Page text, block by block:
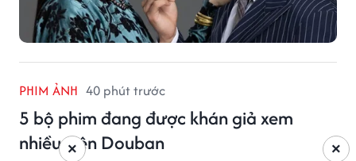
PHIM ẢNH 40 phút trước
5 bộ phim đang được khán giả xem
nhiều trên Douban
×
×